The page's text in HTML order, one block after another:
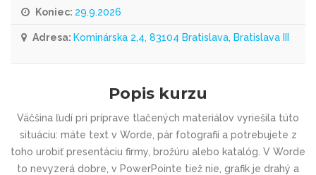
Koniec: 29.9.2026
Adresa: Kominárska 2,4, 83104 Bratislava, Bratislava III
Popis kurzu
Väčšina ľudí pri príprave tlačených materiálov vyriešila túto
situáciu: máte text v Worde, pár fotografií a potrebujete z
toho urobiť presentáciu firmy, brožúru alebo katalóg. V Worde
to nevyzerá dobre, v PowerPointe tiež nie, grafik je drahý a